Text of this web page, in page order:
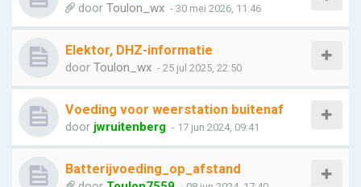
door Toulon_wx - 30 mei 2026, 11:46
Elektor, DHZ-informatie
door Toulon_wx - 25 jul 2025, 22:50
Voeding voor weerstation buitenaf
door jwruitenberg - 17 jun 2024, 09:41
Batterijvoeding_op_afstand